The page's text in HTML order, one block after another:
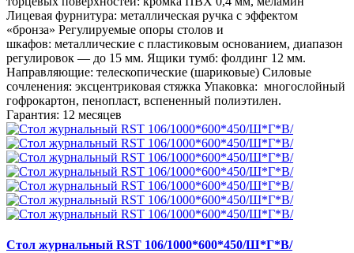
Лицевая фурнитура: металлическая ручка с эффектом
«бронза» Регулируемые опоры столов и
шкафов: металлические с пластиковым основанием, диапазон
регулировок — до 15 мм. Ящики тумб: фолдинг 12 мм.
Направляющие: телескопические (шариковые) Силовые
сочленения: эксцентриковая стяжка Упаковка: многослойный
гофрокартон, пенопласт, вспененный полиэтилен.
Гарантия: 12 месяцев
Стол журнальный RST 106/1000*600*450/Ш*Г*В/